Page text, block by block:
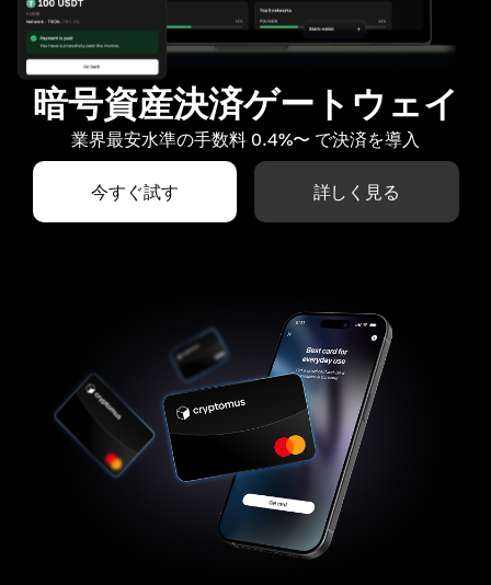
暗号資産決済ゲートウェイ
業界最安水準の手数料 0.4%〜 で決済を導入
今すぐ試す 詳しく見る